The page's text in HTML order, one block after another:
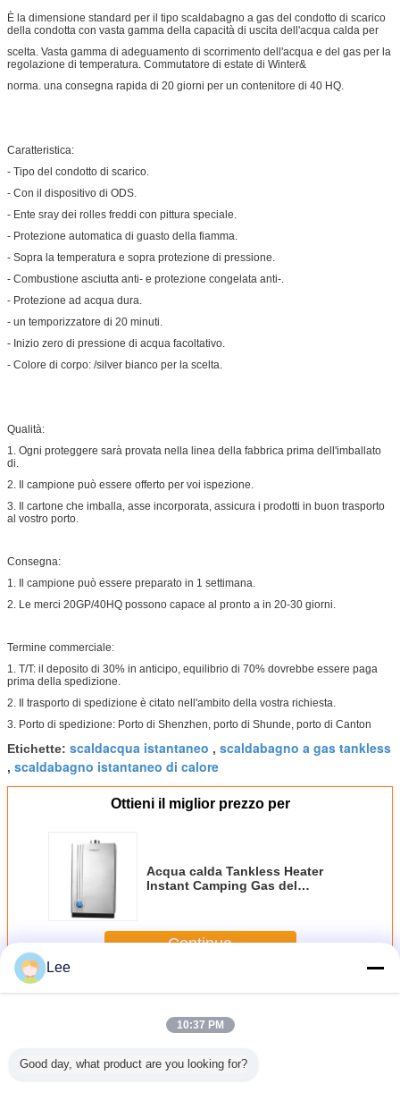
È la dimensione standard per il tipo scaldabagno a gas del condotto di scarico
della condotta con vasta gamma della capacità di uscita dell'acqua calda per
scelta. Vasta gamma di adeguamento di scorrimento dell'acqua e del gas per la
regolazione di temperatura. Commutatore di estate di Winter&
norma. una consegna rapida di 20 giorni per un contenitore di 40 HQ.
Caratteristica:
- Tipo del condotto di scarico.
- Con il dispositivo di ODS.
- Ente sray dei rolles freddi con pittura speciale.
- Protezione automatica di guasto della fiamma.
- Sopra la temperatura e sopra protezione di pressione.
- Combustione asciutta anti- e protezione congelata anti-.
- Protezione ad acqua dura.
- un temporizzatore di 20 minuti.
- Inizio zero di pressione di acqua facoltativo.
- Colore di corpo: /silver bianco per la scelta.
Qualità:
1. Ogni proteggere sarà provata nella linea della fabbrica prima dell'imballato
di.
2. Il campione può essere offerto per voi ispezione.
3. Il cartone che imballa, asse incorporata, assicura i prodotti in buon trasporto
al vostro porto.
Consegna:
1. Il campione può essere preparato in 1 settimana.
2. Le merci 20GP/40HQ possono capace al pronto a in 20-30 giorni.
Termine commerciale:
1. T/T: il deposito di 30% in anticipo, equilibrio di 70% dovrebbe essere paga
prima della spedizione.
2. Il trasporto di spedizione è citato nell'ambito della vostra richiesta.
3. Porto di spedizione: Porto di Shenzhen, porto di Shunde, porto di Canton
Etichette: scaldacqua istantaneo , scaldabagno a gas tankless
, scaldabagno istantaneo di calore
Ottieni il miglior prezzo per
Acqua calda Tankless Heater
Instant Camping Gas del
Continua
PiùScaldabagno a gas istantaneo
Lee
10:37 PM
Good day, what product are you looking for?